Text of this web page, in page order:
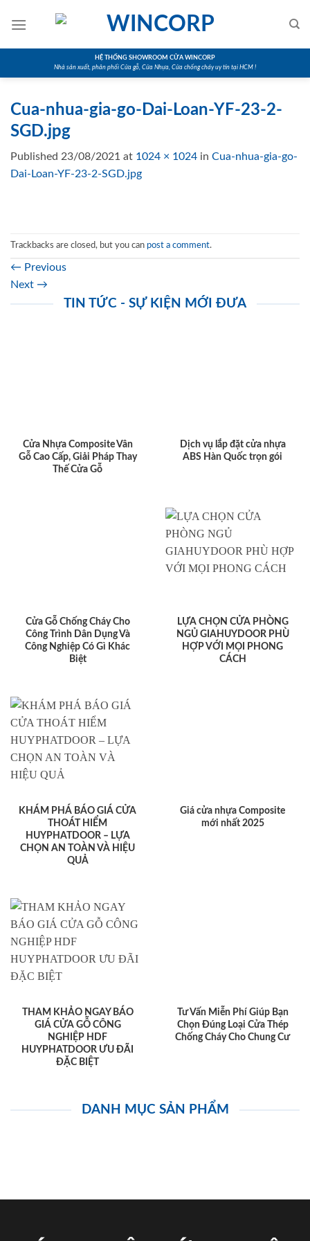
HỆ THỐNG SHOWROOM CỬA WINCORP
Nhà sản xuất, phân phối Cửa gỗ, Cửa Nhựa, Cửa chống cháy uy tín tại HCM !
Cua-nhua-gia-go-Dai-Loan-YF-23-2-
SGD.jpg
Published 23/08/2021 at 1024 × 1024 in Cua-nhua-gia-go-
Dai-Loan-YF-23-2-SGD.jpg
Trackbacks are closed, but you can post a comment.
← Previous
Next →
TIN TỨC - SỰ KIỆN MỚI ĐƯA
Cửa Nhựa Composite Vân
Gỗ Cao Cấp, Giải Pháp Thay
Thế Cửa Gỗ
Dịch vụ lắp đặt cửa nhựa
ABS Hàn Quốc trọn gói
Cửa Gỗ Chống Cháy Cho
Công Trình Dân Dụng Và
Công Nghiệp Có Gì Khác
Biệt
LỰA CHỌN CỬA PHÒNG
NGỦ GIAHUYDOOR PHÙ
HỢP VỚI MỌI PHONG
CÁCH
KHÁM PHÁ BÁO GIÁ CỬA
THOÁT HIỂM
HUYPHATDOOR – LỰA
CHỌN AN TOÀN VÀ HIỆU
QUẢ
Giá cửa nhựa Composite
mới nhất 2025
THAM KHẢO NGAY BÁO
GIÁ CỬA GỖ CÔNG
NGHIỆP HDF
HUYPHATDOOR ƯU ĐÃI
ĐẶC BIỆT
Tư Vấn Miễn Phí Giúp Bạn
Chọn Đúng Loại Cửa Thép
Chống Cháy Cho Chung Cư
DANH MỤC SẢN PHẨM